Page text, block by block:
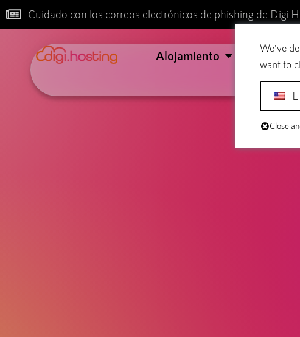
Cuidado con los correos electrónicos de phishing de Digi
Alojamiento Correo
We've
want to
Close